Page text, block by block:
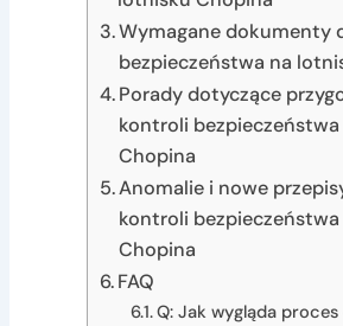
Wymagane dokumenty
bezpieczeństwa na
Porady dotyczące
kontroli
Chopina
Anomalie i nowe
kontroli
Chopina
FAQ
Q: Jak wygląda